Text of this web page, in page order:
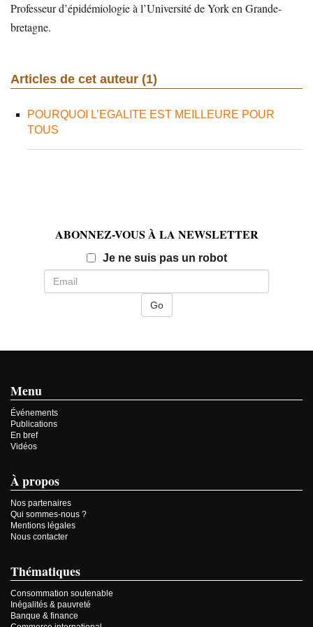
Professeur d’épidémiologie à l’Université de York en Grande-
bretagne.
Articles de cet auteur (1)
POURQUOI L’EGALITE EST MEILLEURE POUR
TOUS
ABONNEZ-VOUS À LA NEWSLETTER
Je ne suis pas un robotEmail
Menu
Événements
Publications
En bref
Vidéos
À propos
Nos partenaires
Qui sommes-nous ?
Mentions légales
Nous contacter
Thématiques
Consommation soutenable
Inégalités & pauvreté
Banque & finance